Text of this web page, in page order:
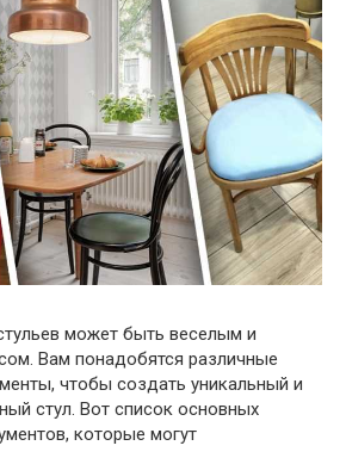
может быть веселым и
Вам понадобятся различные
чтобы создать уникальный и
стул. Вот список основных
которые могут